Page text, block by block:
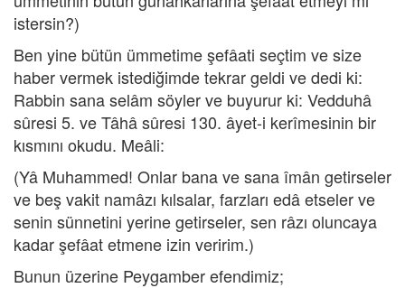
istersin?)
Ben yine bütün ümmetime şefâati seçtim ve size
haber vermek istediğimde tekrar geldi ve dedi ki:
Rabbin sana selâm söyler ve buyurur ki: Vedduhâ
sûresi 5. ve Tâhâ sûresi 130. âyet-i kerîmesinin bir
kısmını okudu. Meâli:
(Yâ Muhammed! Onlar bana ve sana îmân getirseler
ve beş vakit namâzı kılsalar, farzları edâ etseler ve
senin sünnetini yerine getirseler, sen râzı oluncaya
kadar şefâat etmene izin veririm.)
Bunun üzerine Peygamber efendimiz;